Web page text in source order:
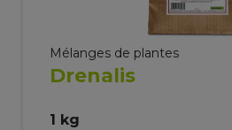
Mélanges de plantes
Drenalis
1 kg